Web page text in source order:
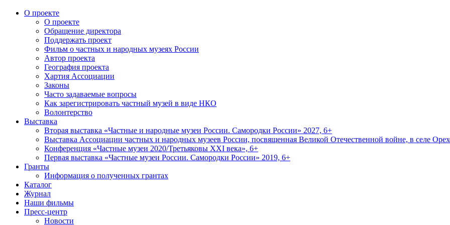
О проекте
О проекте
Обращение директора
Поддержать проект
Фильм о частных и народных музеях России
Автор проекта
География проекта
Хартия Ассоциации
Законы
Часто задаваемые вопросы
Как зарегистрировать частный музей в виде НКО
Волонтерство
Выставка
Вторая выставка «Частные и народные музеи России. Самородки России» 2027, 6+
Выставка Ассоциации частных и народных музеев России, посвященная Великой Отечественной войне, в селе
Конференция «Частные музеи 2020/Третьяковы XXI века», 6+
Первая выставка «Частные музеи России. Самородки России» 2019, 6+
Гранты
Информация о полученных грантах
Каталог
Журнал
Наши фильмы
Пресс-центр
Новости